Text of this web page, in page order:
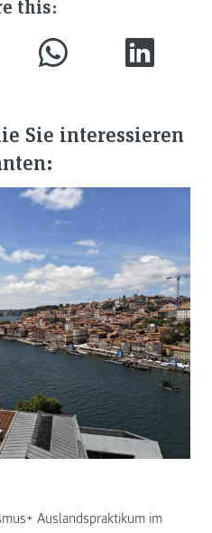
this:
Sie interessieren
Auslandspraktikum im